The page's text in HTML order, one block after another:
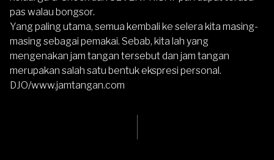
pas walau bongsor.
Yang paling utama, semua kembali ke selera kita masing-
masing sebagai pemakai. Sebab, kita lah yang
mengenakan jam tangan tersebut dan jam tangan
merupakan salah satu bentuk ekspresi personal.
DJO/www.jamtangan.com